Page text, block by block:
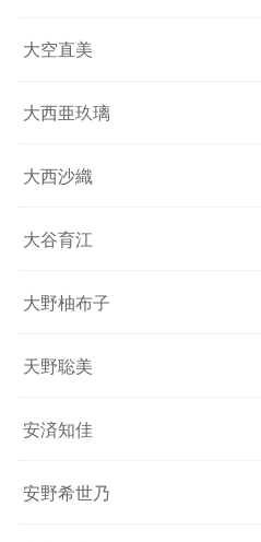
大空直美
大西亜玖璃
大西沙織
大谷育江
大野柚布子
天野聡美
安済知佳
安野希世乃